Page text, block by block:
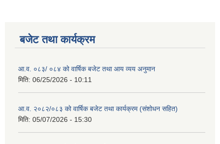
बजेट तथा कार्यक्रम
आ.व. ०८३/ ०८४ को वार्षिक बजेट तथा आय व्यय अनुमान
मिति: 06/25/2026 - 10:11
आ.व. २०८२/०८३ को वार्षिक बजेट तथा कार्यक्रम (संशोधन सहित)
मिति: 05/07/2026 - 15:30